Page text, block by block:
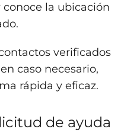
la ubicación
verificados
caso necesario,
rápida y eficaz.
de ayuda